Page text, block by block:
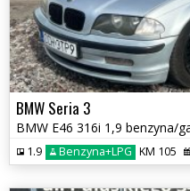
BMW Seria 3
1.9 Benzyna+LPG KM 105